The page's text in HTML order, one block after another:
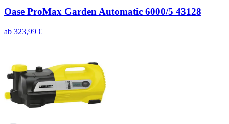
Oase ProMax Garden Automatic 6000/5 43128
ab 323,99 €